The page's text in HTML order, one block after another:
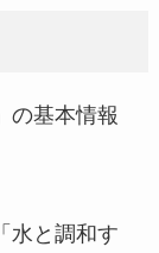
の基本情報
水と調和す